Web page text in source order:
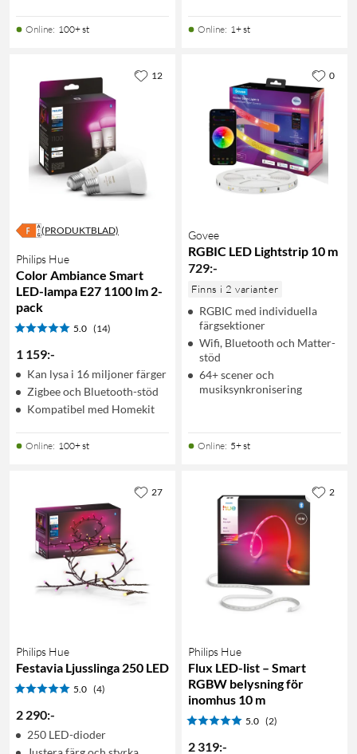
Online: 100+ st Online: 1+ st
(PRODUKTBLAD)
Philips Hue
Color Ambiance Smart
LED-lampa E27 1100 lm 2-
pack
5.0 (14)
1 159:-
Kan lysa i 16 miljoner färger
Zigbee och Bluetooth-stöd
Kompatibel med Homekit
Online: 100+ st
12
Govee
RGBIC LED Lightstrip 10 m
729:-
Finns i 2 varianter
RGBIC med individuella
färgsektioner
Wifi, Bluetooth och Matter-
stöd
64+ scener och
musiksynkronisering
Online: 5+ st
0
Philips Hue
Festavia Ljusslinga 250 LED
5.0 (4)
2 290:-
250 LED-dioder
27
Philips Hue
Flux LED-list – Smart
RGBW belysning för
inomhus 10 m
5.0 (2)
2 319:-
2